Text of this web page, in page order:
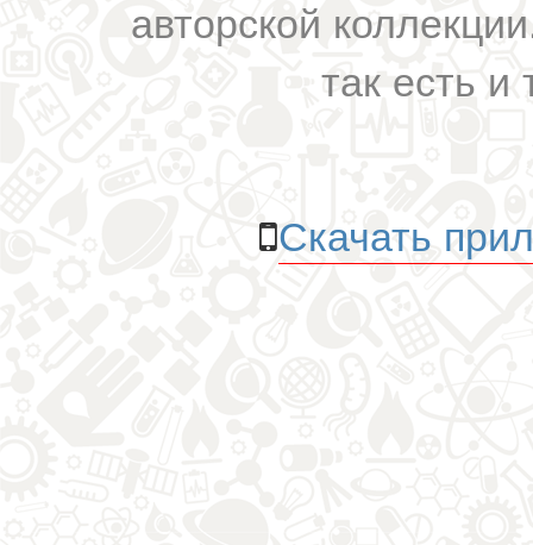
авторской
так есть и
Скачать